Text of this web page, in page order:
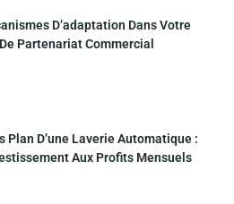
D’adaptation Dans Votre
Partenariat Commercial
Plan D’une Laverie Automatique :
Aux Profits Mensuels